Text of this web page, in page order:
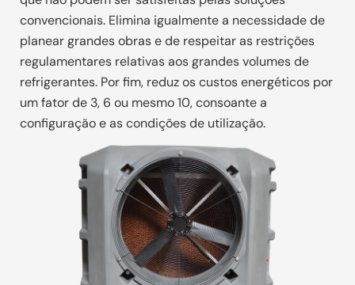
convencionais. Elimina igualmente a necessidade de
planear grandes obras e de respeitar as restrições
regulamentares relativas aos grandes volumes de
refrigerantes. Por fim, reduz os custos energéticos por
um fator de 3, 6 ou mesmo 10, consoante a
configuração e as condições de utilização.